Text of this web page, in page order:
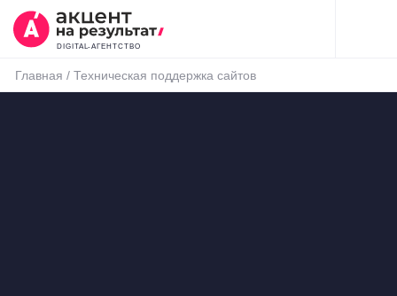
DIGITAL-АГЕНТСТВО
Главная / Техническая поддержка сайтов